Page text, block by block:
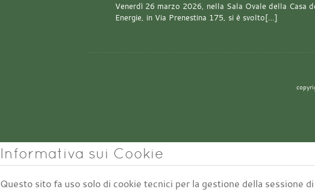
Venerdì 26 marzo 2026, nella Sala Ovale della Casa
Energie, in Via Prenestina 175, si è svolto[…]
Informativa sui Cookie
Questo sito fa uso solo di cookie tecnici per la gestione della sessione